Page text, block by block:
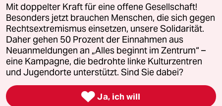
Alle Rechte vorbehalten. Bei rechtlichen Fragen oder für Genehmigungen
wenden Sie sich bitte an
lizenzen@taz.de
Feedback Redaktionsstatut Kommune-Richtlinien
Leitlinie Informant Datenschutz Impressum AGB
Seitenwende Einwilligungen widerrufen (Ads)
Mit doppelter Kraft für eine offene Gesellschaft!
Besonders jetzt brauchen Menschen, die sich gegen
Rechtsextremismus einsetzen, unsere Solidarität.
Daher gehen 50 Prozent der Einnahmen aus
Neuanmeldungen an „Alles beginnt im Zentrum“ –
eine Kampagne, die bedrohte linke Kulturzentren
und Jugendorte unterstützt. Sind Sie dabei?
 Ja, ich will